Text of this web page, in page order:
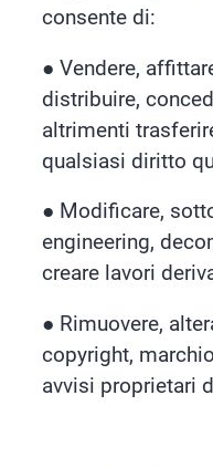
consente di:
● Vendere,
distribuire,
altrimenti
qualsiasi diritto
● Modificare,
engineering,
creare lavori
● Rimuovere,
copyright,
avvisi proprietari